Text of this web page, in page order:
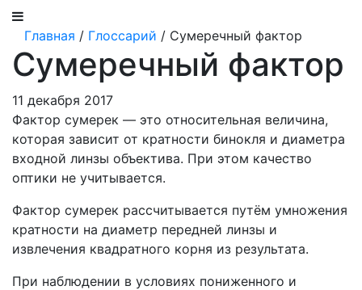
Главная / Глоссарий / Сумеречный фактор
Сумеречный фактор
11 декабря 2017
Фактор сумерек — это относительная величина,
которая зависит от кратности бинокля и диаметра
входной линзы объектива. При этом качество
оптики не учитывается.
Фактор сумерек рассчитывается путём умножения
кратности на диаметр передней линзы и
извлечения квадратного корня из результата.
При наблюдении в условиях пониженного и